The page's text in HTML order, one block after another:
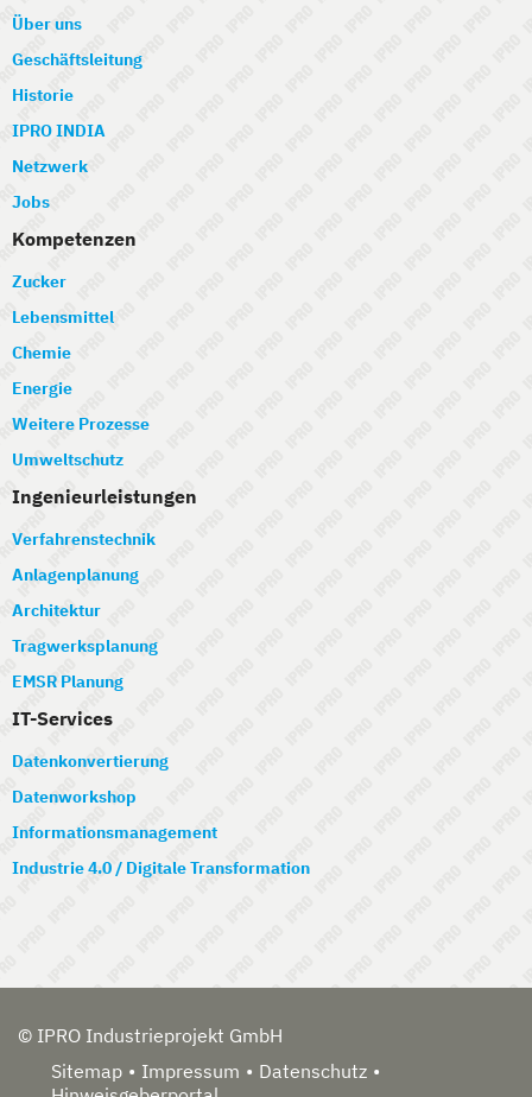
Über uns
Geschäftsleitung
Historie
IPRO INDIA
Netzwerk
Jobs
Kompetenzen
Zucker
Lebensmittel
Chemie
Energie
Weitere Prozesse
Umweltschutz
Ingenieurleistungen
Verfahrenstechnik
Anlagenplanung
Architektur
Tragwerksplanung
EMSR Planung
IT-Services
Datenkonvertierung
Datenworkshop
Informationsmanagement
Industrie 4.0 / Digitale Transformation
© IPRO Industrieprojekt GmbH
Sitemap
Impressum
Datenschutz